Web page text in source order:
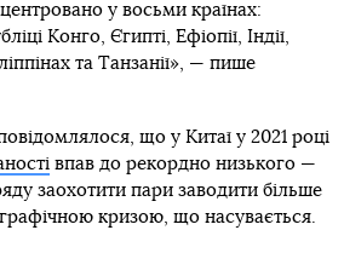
у восьми країнах:
Конго, Єгипті, Ефіопії, Індії,
та Танзанії», — пише
що у Китаї у 2021 році
впав до рекордно низького —
заохотити пари заводити більше
кризою, що насувається.